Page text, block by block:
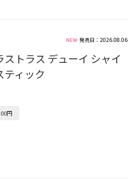
発売日：2026.08.06
ストラス デューイ シャイ
ティック
円